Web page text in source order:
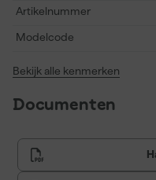
Artikelnummer
Modelcode
Bekijk alle kenmerken
Documenten